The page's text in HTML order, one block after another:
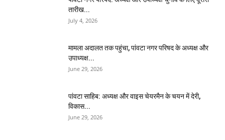
तारीख...
July 4, 2026
मामला अदालत तक पहुंचा, पांवटा नगर परिषद के अध्यक्ष और
उपाध्यक्ष...
June 29, 2026
पांवटा साहिब: अध्यक्ष और वाइस चेयरमैन के चयन में देरी,
विकास...
June 29, 2026